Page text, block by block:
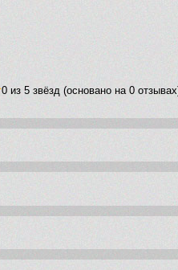
0 из 5 звёзд (основано на 0